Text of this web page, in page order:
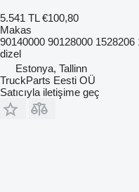
5.541 TL €100,80
Makas
90140000 90128000 1528206
dizel
Estonya, Tallinn
TruckParts Eesti OÜ
Satıcıyla iletişime geç